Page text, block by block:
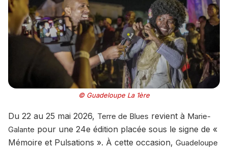
© Guadeloupe La 1ère
Du 22 au 25 mai 2026, Terre de Blues revient à Marie-
Galante pour une 24e édition placée sous le signe de «
Mémoire et Pulsations ». À cette occasion, Guadeloupe